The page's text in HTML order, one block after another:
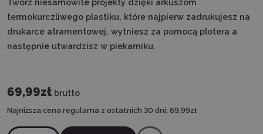
Twórz niesamowite projekty dzięki arkuszom
termokurczliwego plastiku, które najpierw zadrukujesz na
drukarce atramentowej, wytniesz za pomocą plotera a
następnie utwardzisz w piekarniku.
69,99zł brutto
Najniższa cena regularna z ostatnich 30 dni: 69,99zł